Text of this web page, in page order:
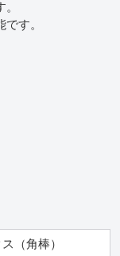
す。
（角棒）